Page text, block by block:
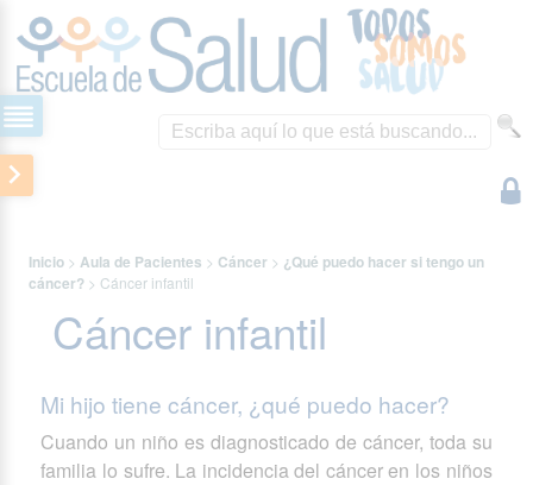
Inicio > Aula de Pacientes > Cáncer > ¿Qué puedo hacer si tengo un
cáncer? > Cáncer infantil
Cáncer infantil
Mi hijo tiene cáncer, ¿qué puedo hacer?
Cuando un niño es diagnosticado de cáncer, toda su
familia lo sufre. La incidencia del cáncer en los niños